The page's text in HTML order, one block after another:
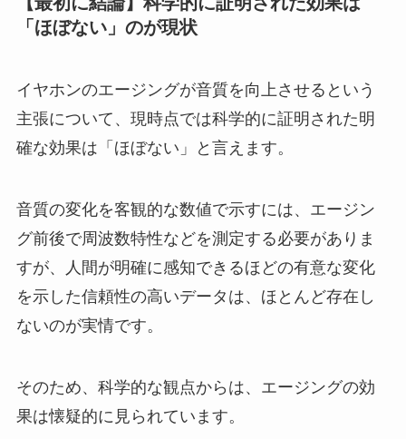
「ほぼない」のが現状
イヤホンのエージングが音質を向上させるという
主張について、現時点では科学的に証明された明
確な効果は「ほぼない」と言えます。
音質の変化を客観的な数値で示すには、エージン
グ前後で周波数特性などを測定する必要がありま
すが、人間が明確に感知できるほどの有意な変化
を示した信頼性の高いデータは、ほとんど存在し
ないのが実情です。
そのため、科学的な観点からは、エージングの効
果は懐疑的に見られています。